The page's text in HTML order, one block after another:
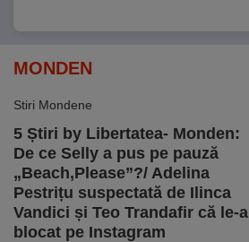
MONDEN
Stiri Mondene
5 Știri by Libertatea- Monden:
De ce Selly a pus pe pauză
„Beach,Please”?/ Adelina
Pestrițu suspectată de Ilinca
Vandici și Teo Trandafir că le-a
blocat pe Instagram